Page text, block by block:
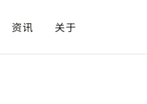
资讯 关于